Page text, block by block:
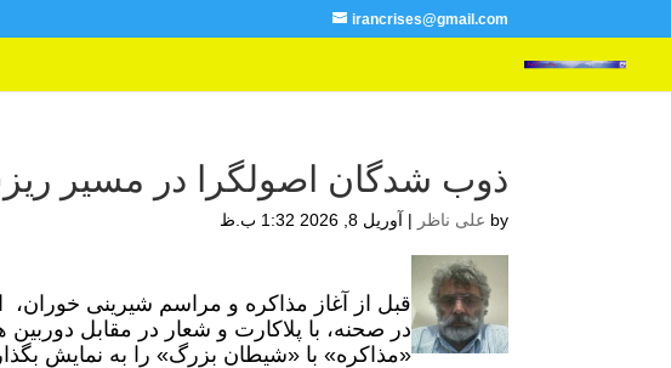
irancrises@gmail.com
ذوب شدگان اصولگرا در مسیر
by علی ناظر | آوریل 8, 2026 1:32 ب.ظ
قبل از آغاز مذاکره و مراسم شیرینی
در صحنه، با پلاکارت و شعار در مقابل
«مذاکره» با «شیطان بزرگ» را به نمایش